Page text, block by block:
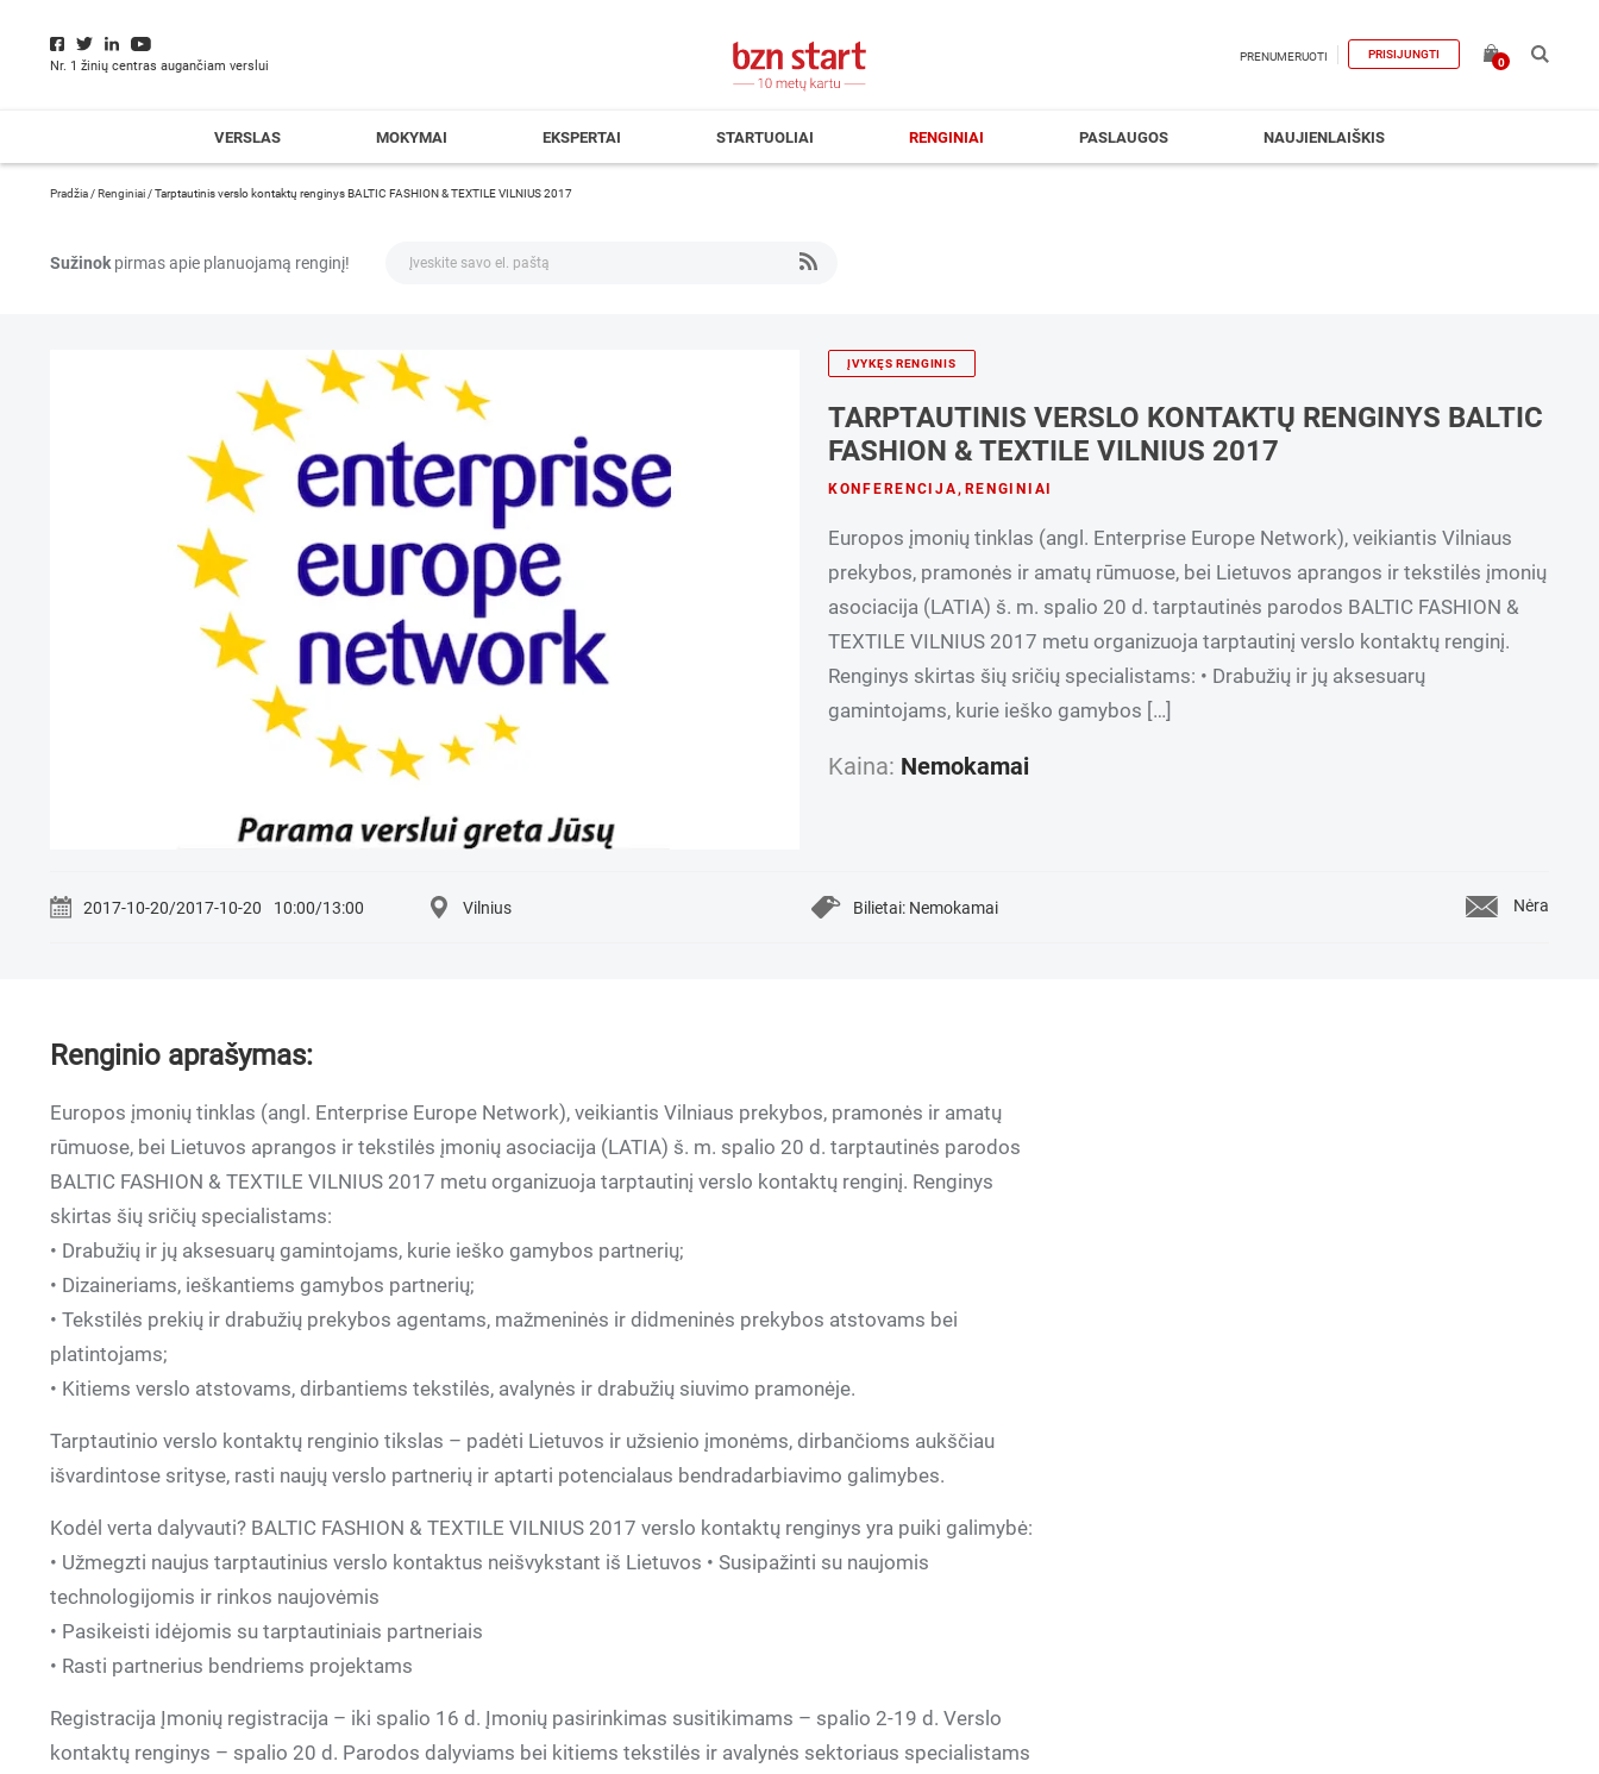
Nr. 1 žinių centras augančiam verslui
PRENUMERUOTI PRISIJUNGTI
0
VERSLAS MOKYMAI EKSPERTAI STARTUOLIAI RENGINIAI PASLAUGOS NAUJIENLAIŠKIS
Pradžia /Renginiai /Tarptautinis verslo kontaktų renginys BALTIC FASHION & TEXTILE VILNIUS 2017
Sužinok pirmas apie planuojamą renginį!
ĮVYKĘS RENGINIS
TARPTAUTINIS VERSLO KONTAKTŲ RENGINYS BALTIC
FASHION & TEXTILE VILNIUS 2017
KONFERENCIJA, RENGINIAI
Europos įmonių tinklas (angl. Enterprise Europe Network), veikiantis Vilniaus
prekybos, pramonės ir amatų rūmuose, bei Lietuvos aprangos ir tekstilės įmonių
asociacija (LATIA) š. m. spalio 20 d. tarptautinės parodos BALTIC FASHION &
TEXTILE VILNIUS 2017 metu organizuoja tarptautinį verslo kontaktų renginį.
Renginys skirtas šių sričių specialistams: • Drabužių ir jų aksesuarų
gamintojams, kurie ieško gamybos […]
Kaina: Nemokamai
2017-10-20/2017-10-20 10:00/13:00 Vilnius Bilietai: Nemokamai Nėra
Renginio aprašymas:
Europos įmonių tinklas (angl. Enterprise Europe Network), veikiantis Vilniaus prekybos, pramonės ir amatų
rūmuose, bei Lietuvos aprangos ir tekstilės įmonių asociacija (LATIA) š. m. spalio 20 d. tarptautinės parodos
BALTIC FASHION & TEXTILE VILNIUS 2017 metu organizuoja tarptautinį verslo kontaktų renginį. Renginys
skirtas šių sričių specialistams:
• Drabužių ir jų aksesuarų gamintojams, kurie ieško gamybos partnerių;
• Dizaineriams, ieškantiems gamybos partnerių;
• Tekstilės prekių ir drabužių prekybos agentams, mažmeninės ir didmeninės prekybos atstovams bei
platintojams;
• Kitiems verslo atstovams, dirbantiems tekstilės, avalynės ir drabužių siuvimo pramonėje.
Tarptautinio verslo kontaktų renginio tikslas – padėti Lietuvos ir užsienio įmonėms, dirbančioms aukščiau
išvardintose srityse, rasti naujų verslo partnerių ir aptarti potencialaus bendradarbiavimo galimybes.
Kodėl verta dalyvauti? BALTIC FASHION & TEXTILE VILNIUS 2017 verslo kontaktų renginys yra puiki galimybė:
• Užmegzti naujus tarptautinius verslo kontaktus neišvykstant iš Lietuvos • Susipažinti su naujomis
technologijomis ir rinkos naujovėmis
• Pasikeisti idėjomis su tarptautiniais partneriais
• Rasti partnerius bendriems projektams
Registracija Įmonių registracija – iki spalio 16 d. Įmonių pasirinkimas susitikimams – spalio 2-19 d. Verslo
kontaktų renginys – spalio 20 d. Parodos dalyviams bei kitiems tekstilės ir avalynės sektoriaus specialistams